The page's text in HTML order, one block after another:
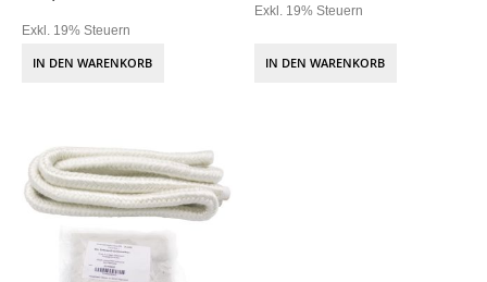
Exkl. 19% Steuern
IN DEN WARENKORB
Exkl. 19% Steuern
IN DEN WARENKORB